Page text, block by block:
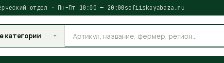
отдел · Пн–Пт 10:00 — 20:00sofiiskayabaza.ru
категории